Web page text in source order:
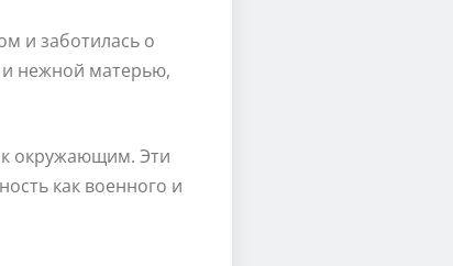
и заботилась о
и нежной матерью,
к окружающим. Эти
как военного и